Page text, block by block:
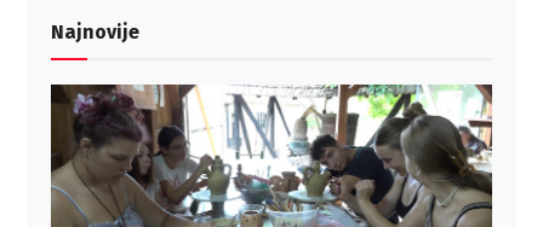
Najnovije